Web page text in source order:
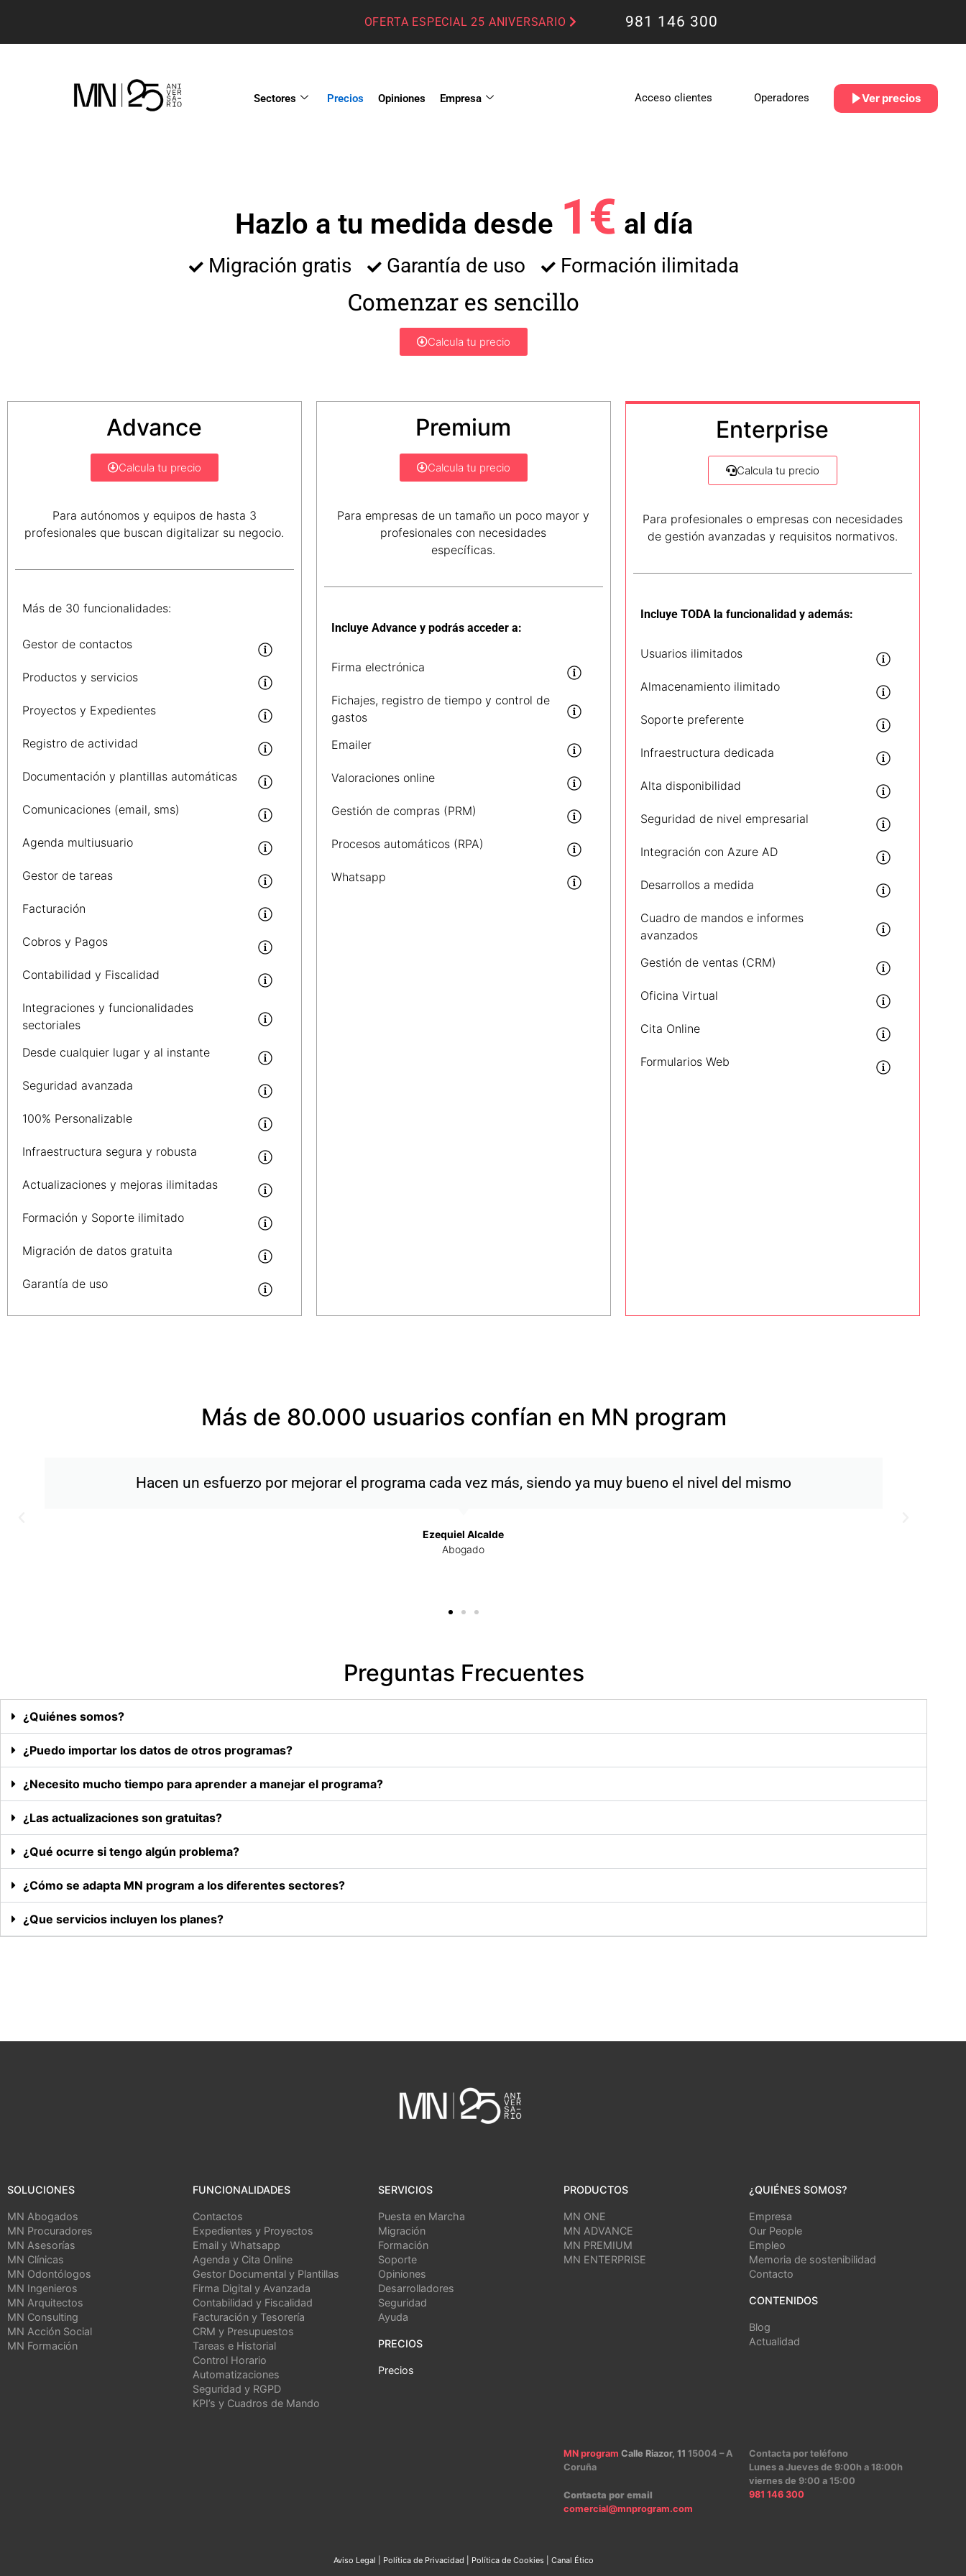
OFERTA ESPECIAL 25 ANIVERSARIO 981 146 300
Sectores Precios Opiniones Empresa Acceso clientes Operadores Ver precios
Hazlo a tu medida desde 1€ al día
Migración gratis Garantía de uso Formación ilimitada
Comenzar es sencillo
Calcula tu precio
Advance
Calcula tu precio
Para autónomos y equipos de hasta 3
profesionales que buscan digitalizar su negocio.
Más de 30 funcionalidades:
Gestor de contactos
Productos y servicios
Proyectos y Expedientes
Registro de actividad
Documentación y plantillas automáticas
Comunicaciones (email, sms)
Agenda multiusuario
Gestor de tareas
Facturación
Cobros y Pagos
Contabilidad y Fiscalidad
Integraciones y funcionalidades
sectoriales
Desde cualquier lugar y al instante
Seguridad avanzada
100% Personalizable
Infraestructura segura y robusta
Actualizaciones y mejoras ilimitadas
Formación y Soporte ilimitado
Migración de datos gratuita
Garantía de uso
Premium
Calcula tu precio
Para empresas de un tamaño un poco mayor y
profesionales con necesidades
específicas.
Incluye Advance y podrás acceder a:
Firma electrónica
Fichajes, registro de tiempo y control de
gastos
Emailer
Valoraciones online
Gestión de compras (PRM)
Procesos automáticos (RPA)
Whatsapp
Enterprise
Calcula tu precio
Para profesionales o empresas con necesidades
de gestión avanzadas y requisitos normativos.
Incluye TODA la funcionalidad y además:
Usuarios ilimitados
Almacenamiento ilimitado
Soporte preferente
Infraestructura dedicada
Alta disponibilidad
Seguridad de nivel empresarial
Integración con Azure AD
Desarrollos a medida
Cuadro de mandos e informes
avanzados
Gestión de ventas (CRM)
Oficina Virtual
Cita Online
Formularios Web
Más de 80.000 usuarios confían en MN program
Excelente trato de todo el equipo! Muy contento con el software arquitectos cada vez mas veo ahorro en el tiempo de
Jesús Domenech
Preguntas Frecuentes
¿Quiénes somos?
¿Puedo importar los datos de otros programas?
¿Necesito mucho tiempo para aprender a manejar el programa?
¿Las actualizaciones son gratuitas?
¿Qué ocurre si tengo algún problema?
¿Cómo se adapta MN program a los diferentes sectores?
¿Que servicios incluyen los planes?
SOLUCIONES
MN Abogados
MN Procuradores
MN Asesorías
MN Clínicas
MN Odontólogos
MN Ingenieros
MN Arquitectos
MN Consulting
MN Acción Social
MN Formación
FUNCIONALIDADES
Contactos
Expedientes y Proyectos
Email y Whatsapp
Agenda y Cita Online
Gestor Documental y Plantillas
Firma Digital y Avanzada
Contabilidad y Fiscalidad
Facturación y Tesorería
CRM y Presupuestos
Tareas e Historial
Control Horario
Automatizaciones
Seguridad y RGPD
KPI’s y Cuadros de Mando
SERVICIOS
Puesta en Marcha
Migración
Formación
Soporte
Opiniones
Desarrolladores
Seguridad
Ayuda
PRECIOS
Precios
PRODUCTOS
MN ONE
MN ADVANCE
MN PREMIUM
MN ENTERPRISE
¿QUIÉNES SOMOS?
Empresa
Our People
Empleo
Memoria de sostenibilidad
Contacto
CONTENIDOS
Blog
Actualidad
MN program Calle Riazor, 11 15004 – A
Coruña
Contacta por email
comercial@mnprogram.com
Contacta por teléfono
Lunes a Jueves de 9:00h a 18:00h
viernes de 9:00 a 15:00
981 146 300
Aviso Legal Política de Privacidad Política de Cookies Canal Ético